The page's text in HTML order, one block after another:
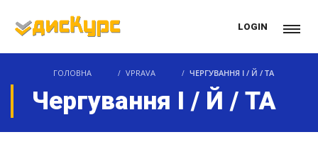
LOGIN
ГОЛОВНА VPRAVA ЧЕРГУВАННЯ І / Й / ТА
Чергування І / Й / ТА